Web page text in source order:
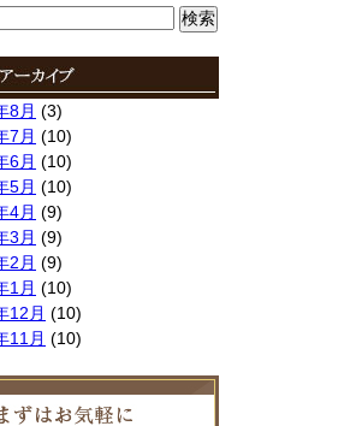
8月 (3)
7月 (10)
6月 (10)
5月 (10)
4月 (9)
3月 (9)
2月 (9)
1月 (10)
12月 (10)
11月 (10)
8月(9)